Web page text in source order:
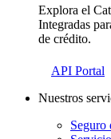
Explora el
Integradas
de crédito.
API Portal
Nuestros
Seguro